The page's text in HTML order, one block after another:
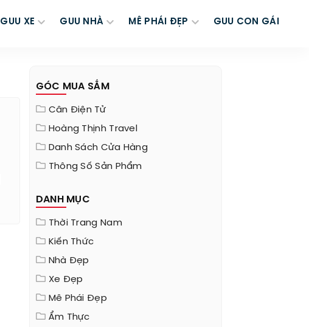
GUU XE GUU NHÀ MÊ PHÁI ĐẸP GUU CON GÁI
GÓC MUA SẮM
Cân Điện Tử
Hoàng Thịnh Travel
Danh Sách Cửa Hàng
Thông Số Sản Phẩm
DANH MỤC
Thời Trang Nam
Kiến Thức
Nhà Đẹp
Xe Đẹp
Mê Phái Đẹp
Ẩm Thực